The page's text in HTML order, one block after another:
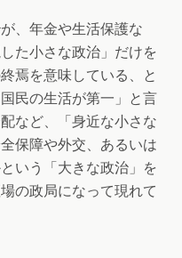
、年金や生活保護な
た小さな政治」だけを
焉を意味している、と
民の生活が第一」と言
など、「身近な小さな
保障や外交、あるいは
いう「大きな政治」を
の政局になって現れて